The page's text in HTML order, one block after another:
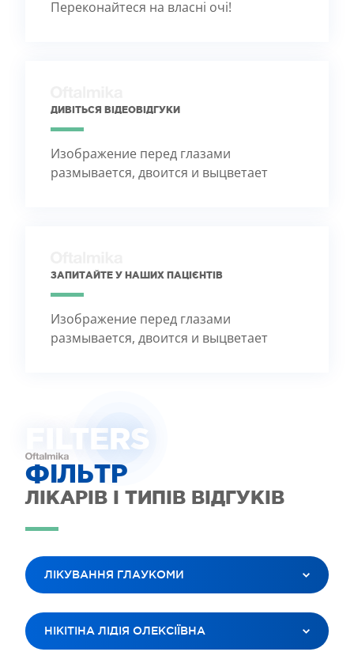
Переконайтеся на власні очі!
ДИВІТЬСЯ ВІДЕОВІДГУКИ
Изображение перед глазами
размывается, двоится и выцветает
ЗАПИТАЙТЕ У НАШИХ ПАЦІЄНТІВ
Изображение перед глазами
размывается, двоится и выцветает
FILTERS
ФІЛЬТР
ЛІКАРІВ І ТИПІВ ВІДГУКІВ
ЛІКУВАННЯ ГЛАУКОМИ
ВСІ ПОСЛУГИ
ЛАЗЕРНА КОРЕКЦІЯ ЗОРУ
НІКІТІНА ЛІДІЯ ОЛЕКСІЇВНА